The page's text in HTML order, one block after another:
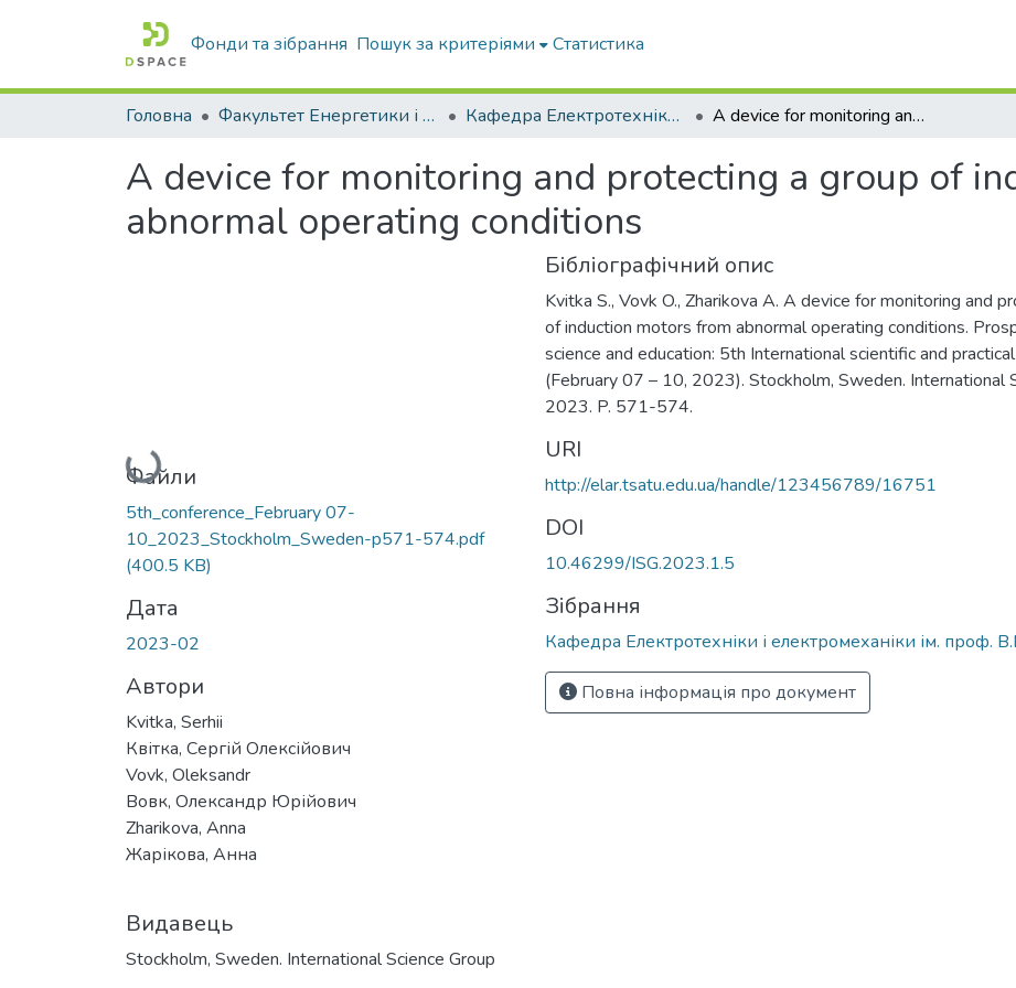
Фонди та зібрання Пошук за критеріями Статистика
Головна Факультет Енергетики і комп'ютерних технологій Кафедра Електротехніки і електромеханіки ім. проф. В.В. Овчарова A device for monitoring and protecting a group of induction motors from abnormal operating conditions
A device for monitoring and protecting a group of
abnormal operating conditions
Вантажиться...
Файли
5th_conference_February 07-
10_2023_Stockholm_Sweden-p571-574.pdf
(400.5 KB)
Дата
2023-02
Автори
Kvitka, Serhii
Квітка, Сергій Олексійович
Vovk, Oleksandr
Вовк, Олександр Юрійович
Zharikova, Anna
Жарікова, Анна
Видавець
Stockholm, Sweden. International Science Group
Бібліографічний опис
Kvitka S., Vovk O., Zharikova A. A device for monitoring and
of induction motors from abnormal operating conditions.
science and education: 5th International scientific and
(February 07 – 10, 2023). Stockholm, Sweden. International
2023. P. 571-574.
URI
http://elar.tsatu.edu.ua/handle/123456789/16751
DOI
10.46299/ISG.2023.1.5
Зібрання
Кафедра Електротехніки і електромеханіки ім. проф.
Повна інформація про документ